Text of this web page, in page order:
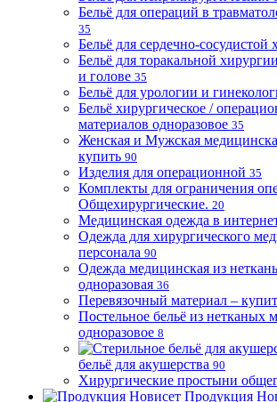
Бельё для операций в
35
Бельё для сердечно-сосудистой
Бельё для торакальной
и голове 35
Бельё для урологии и
Бельё хирургическое /
материалов одноразовое 35
Женская и Мужская
купить 90
Изделия для операционной 35
Комплекты для ограничения
Общехирургические. 20
Медицинская одежда в
Одежда для хирургического
персонала 90
Одежда медицинская из
одноразовая 36
Перевязочный материал –
Постельное бельё из нетканых
одноразовое 8
бельё для акушерства 90
Хирургические простыни
Продукция